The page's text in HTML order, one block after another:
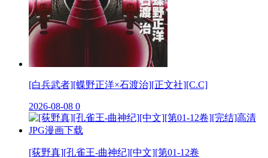
[白兵武者][蝶野正洋×石渡治][正文社][C.C]
2026-08-08 0
[荻野真][孔雀王-曲神纪][中文][第01-12卷